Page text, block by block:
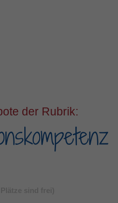
der Rubrik: